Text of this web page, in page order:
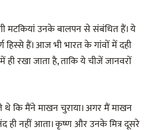
मटकियां उनके बालपन से संबंधित हैं। ये
हिस्से हैं। आज भी भारत के गांवों में दही
रखा जाता है, ताकि ये चीजें जानवरों
कि मैंने माखन चुराया। अगर मैं माखन
ही नहीं आता। कृष्ण और उनके मित्र दूसरे